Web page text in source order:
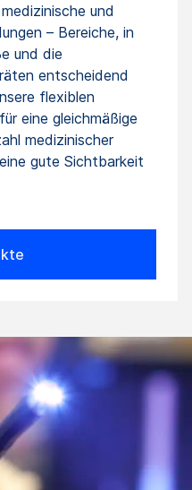
und
– Bereiche, in
und die
entscheidend
flexiblen
eine gleichmäßige
medizinischer
gute Sichtbarkeit